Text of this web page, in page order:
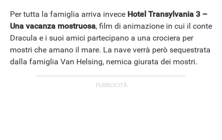
Per tutta la famiglia arriva invece Hotel Transylvania 3 –
Una vacanza mostruosa, film di animazione in cui il conte
Dracula e i suoi amici partecipano a una crociera per
mostri che amano il mare. La nave verrà però sequestrata
dalla famiglia Van Helsing, nemica giurata dei mostri.